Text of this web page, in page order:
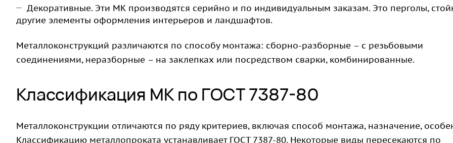
Декоративные. Эти МК производятся серийно и по индивидуальным заказам. Это перголы,
другие элементы оформления интерьеров и ландшафтов.
Металлоконструкций различаются по способу монтажа: сборно-разборные – с резьбовыми
соединениями, неразборные – на заклепках или посредством сварки, комбинированные.
Классификация МК по ГОСТ 7387-80
Металлоконструкции отличаются по ряду критериев, включая способ монтажа, назначение,
Классификацию металлопроката устанавливает ГОСТ 7387-80. Некоторые виды пересекаются по